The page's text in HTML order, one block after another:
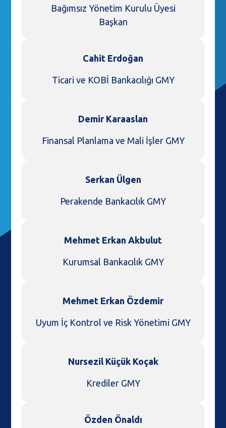
Bağımsız Yönetim Kurulu Üyesi
Başkan
Cahit Erdoğan
Ticari ve KOBİ Bankacılığı GMY
Demir Karaaslan
Finansal Planlama ve Mali İşler GMY
Serkan Ülgen
Perakende Bankacılık GMY
Mehmet Erkan Akbulut
Kurumsal Bankacılık GMY
Mehmet Erkan Özdemir
Uyum İç Kontrol ve Risk Yönetimi GMY
Nursezil Küçük Koçak
Krediler GMY
Özden Önaldı